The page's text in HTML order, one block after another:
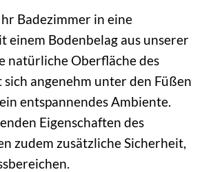
Badezimmer in eine
einem Bodenbelag aus unserer
natürliche Oberfläche des
angenehm unter den Füßen
entspannendes Ambiente.
Eigenschaften des
zudem zusätzliche Sicherheit,